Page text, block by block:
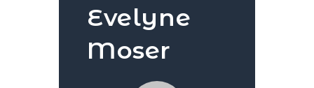
Evelyne
Moser